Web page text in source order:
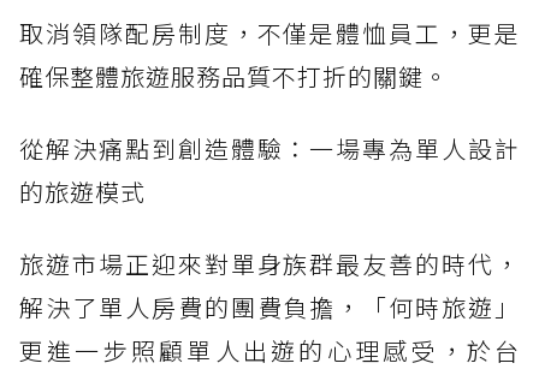
取消領隊配房制度，不僅是體恤員工，更是
確保整體旅遊服務品質不打折的關鍵。
從解決痛點到創造體驗：一場專為單人設計
的旅遊模式
旅遊市場正迎來對單身族群最友善的時代，
解決了單人房費的團費負擔，「何時旅遊」
更進一步照顧單人出遊的心理感受，於台